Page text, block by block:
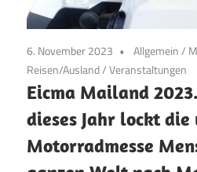
6. November 2023 Allgemein/
Reisen/Ausland/Veranstaltungen
Eicma Mailand
dieses Jahr lockt
Motorradmesse